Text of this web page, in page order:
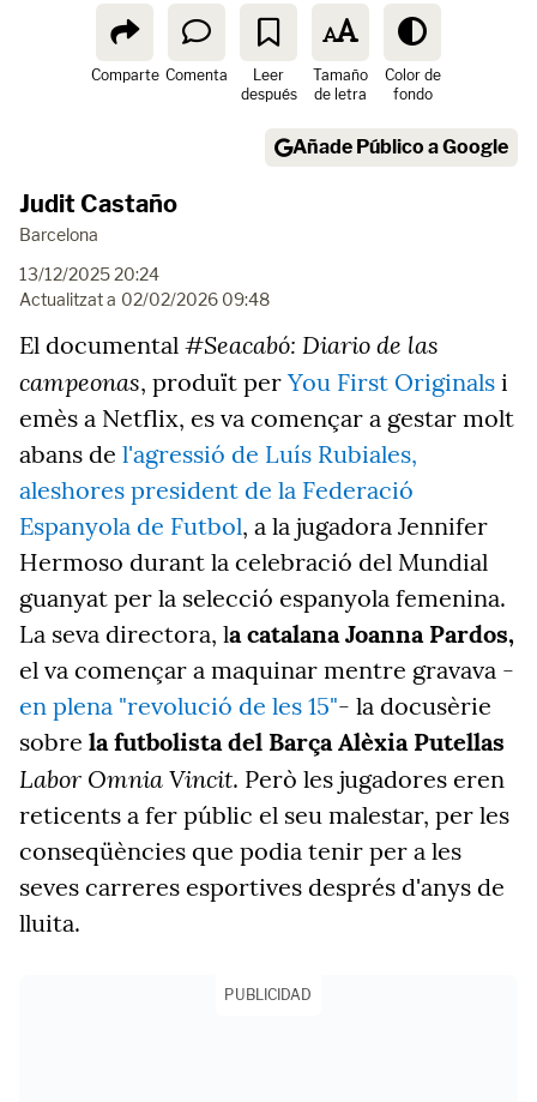
Comparte Comenta
Leer
después
Tamaño
de letra
Color de
fondo
Añade Público a Google
Judit Castaño
Barcelona
13/12/2025 20:24
Actualitzat a 02/02/2026 09:48
El documental #Seacabó: Diario de las
campeonas, produït perYou First Originals i
emès a Netflix, es va començar a gestar molt
abans de l'agressió de Luís Rubiales,
aleshores president de la Federació
Espanyola de Futbol, a la jugadora Jennifer
Hermoso durant la celebració del Mundial
guanyat per la selecció espanyola femenina.
La seva directora, la catalana Joanna Pardos,
el va començar a maquinar mentre gravava -
en plena "revolució de les 15"- la docusèrie
sobre la futbolista del Barça Alèxia Putellas
Labor Omnia Vincit. Però les jugadores eren
reticents a fer públic el seu malestar, per les
conseqüències que podia tenir per a les
seves carreres esportives després d'anys de
lluita.
PUBLICIDAD